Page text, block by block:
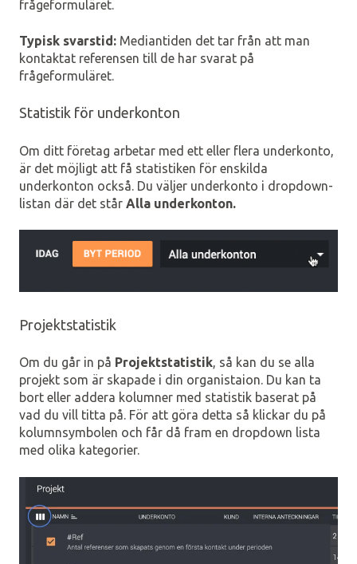
frågeformuläret.
Typisk svarstid: Mediantiden det tar från att man
kontaktat referensen till de har svarat på
frågeformuläret.
Statistik för underkonton
Om ditt företag arbetar med ett eller flera underkonto,
är det möjligt att få statistiken för enskilda
underkonton också. Du väljer underkonto i dropdown-
listan där det står Alla underkonton.
Projektstatistik
Om du går in på Projektstatistik, så kan du se alla
projekt som är skapade i din organistaion. Du kan ta
bort eller addera kolumner med statistik baserat på
vad du vill titta på. För att göra detta så klickar du på
kolumnsymbolen och får då fram en dropdown lista
med olika kategorier.